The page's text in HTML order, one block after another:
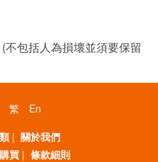
包括人為損壞並須要保留
繁
En
| 關於我們
買 | 條款細則